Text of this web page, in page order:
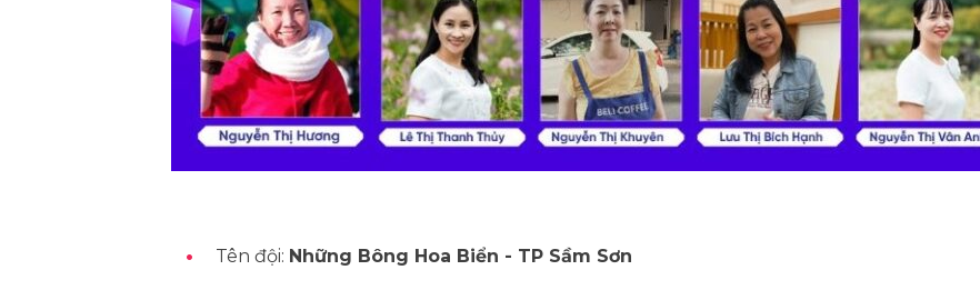
Tên đội: Những Bông Hoa Biển - TP Sầm Sơn